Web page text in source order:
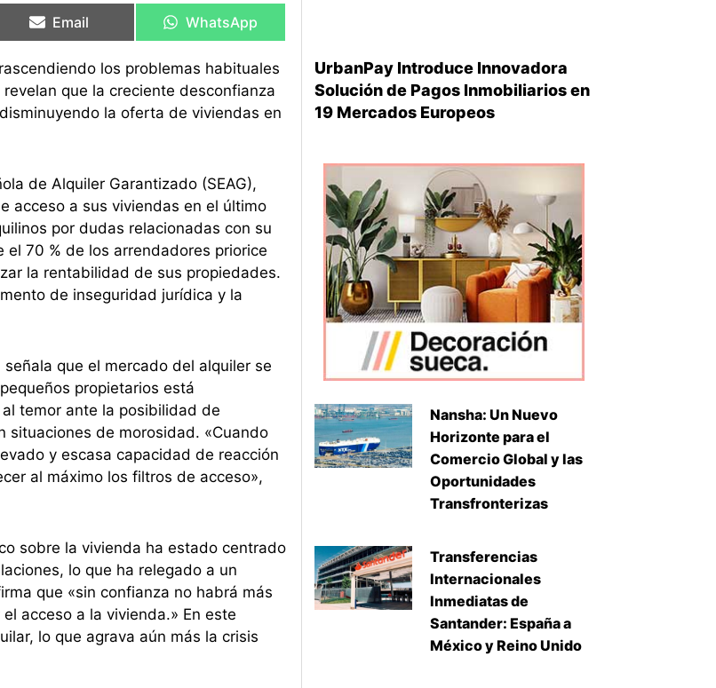
en
Email
en
WhatsApp
los problemas habituales
que la creciente desconfianza
la oferta de viviendas en
de Alquiler Garantizado (SEAG),
acceso a sus viviendas en el último
por dudas relacionadas con su
70 % de los arrendadores priorice
la rentabilidad de sus propiedades.
de inseguridad jurídica y la
que el mercado del alquiler se
propietarios está
temor ante la posibilidad de
situaciones de morosidad. «Cuando
y escasa capacidad de reacción
al máximo los filtros de acceso»,
sobre la vivienda ha estado centrado
lo que ha relegado a un
que «sin confianza no habrá más
acceso a la vivienda.» En este
lo que agrava aún más la crisis
en
en
UrbanPay Introduce Innovadora
Solución de Pagos Inmobiliarios en
19 Mercados Europeos
Nansha: Un Nuevo
Horizonte para el
Comercio Global y las
Oportunidades
Transfronterizas
Transferencias
Internacionales
Inmediatas de
Santander: España a
México y Reino Unido